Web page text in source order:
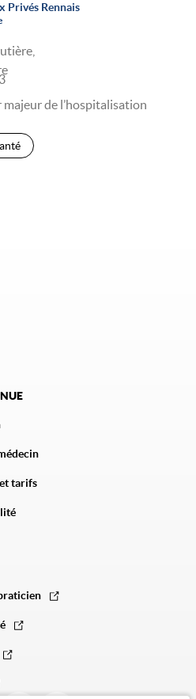
Privés Rennais
de l’hospitalisation
tarifs